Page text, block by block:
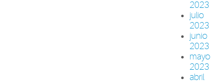
2023
julio
2023
junio
2023
mayo
2023
abril